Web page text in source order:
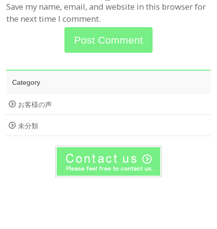
Save my name, email, and website in this browser for
the next time I comment.
Category
お客様の声
未分類